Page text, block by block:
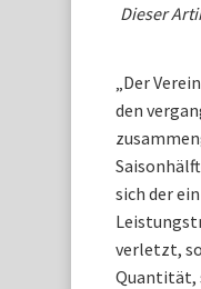
Dieser
„Der
den
sich der
verletzt,
Quantität,